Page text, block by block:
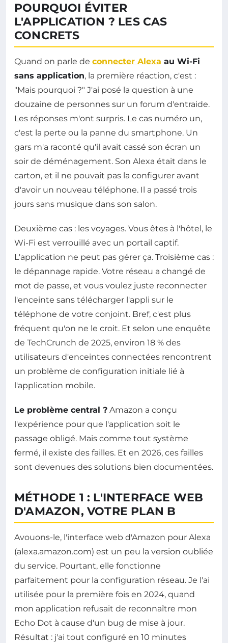
POURQUOI ÉVITER
L'APPLICATION ? LES CAS
CONCRETS
Quand on parle de connecter Alexa au Wi-Fi
sans application, la première réaction, c'est :
"Mais pourquoi ?" J'ai posé la question à une
douzaine de personnes sur un forum d'entraide.
Les réponses m'ont surpris. Le cas numéro un,
c'est la perte ou la panne du smartphone. Un
gars m'a raconté qu'il avait cassé son écran un
soir de déménagement. Son Alexa était dans le
carton, et il ne pouvait pas la configurer avant
d'avoir un nouveau téléphone. Il a passé trois
jours sans musique dans son salon.
Deuxième cas : les voyages. Vous êtes à l'hôtel, le
Wi-Fi est verrouillé avec un portail captif.
L'application ne peut pas gérer ça. Troisième cas :
le dépannage rapide. Votre réseau a changé de
mot de passe, et vous voulez juste reconnecter
l'enceinte sans télécharger l'appli sur le
téléphone de votre conjoint. Bref, c'est plus
fréquent qu'on ne le croit. Et selon une enquête
de TechCrunch de 2025, environ 18 % des
utilisateurs d'enceintes connectées rencontrent
un problème de configuration initiale lié à
l'application mobile.
Le problème central ? Amazon a conçu
l'expérience pour que l'application soit le
passage obligé. Mais comme tout système
fermé, il existe des failles. Et en 2026, ces failles
sont devenues des solutions bien documentées.
MÉTHODE 1 : L'INTERFACE WEB
D'AMAZON, VOTRE PLAN B
Avouons-le, l'interface web d'Amazon pour Alexa
(alexa.amazon.com) est un peu la version oubliée
du service. Pourtant, elle fonctionne
parfaitement pour la configuration réseau. Je l'ai
utilisée pour la première fois en 2024, quand
mon application refusait de reconnaître mon
Echo Dot à cause d'un bug de mise à jour.
Résultat : j'ai tout configuré en 10 minutes